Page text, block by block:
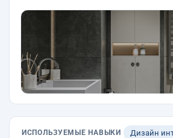
ИСПОЛЬЗУЕМЫЕ НАВЫКИ Дизайн